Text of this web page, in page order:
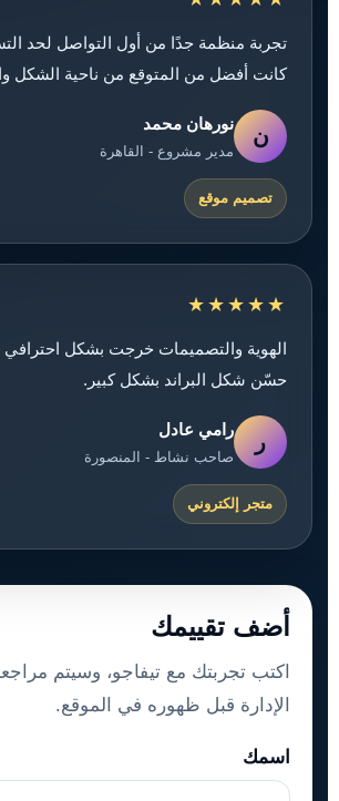
تجربة منظمة جدًا من أول التواصل لحد
كانت أفضل من المتوقع من ناحية الشكل
ن
نورهان محمد
مدير مشروع - القاهرة
تصميم موقع
★★★★★
الهوية والتصميمات خرجت بشكل احترافي
حسّن شكل البراند بشكل كبير.
ر
رامي عادل
صاحب نشاط - المنصورة
متجر إلكتروني
أضف تقييمك
اكتب تجربتك مع تيفاجو، وسيتم
الإدارة قبل ظهوره في الموقع.
اسمك